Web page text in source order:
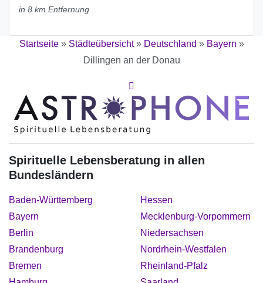
in 8 km Entfernung
Startseite» Städteübersicht» Deutschland » Bayern »
Dillingen an der Donau
Spirituelle Lebensberatung in allen
Bundesländern
Baden-Württemberg
Bayern
Berlin
Brandenburg
Bremen
Hessen
Mecklenburg-Vorpommern
Niedersachsen
Nordrhein-Westfalen
Rheinland-Pfalz